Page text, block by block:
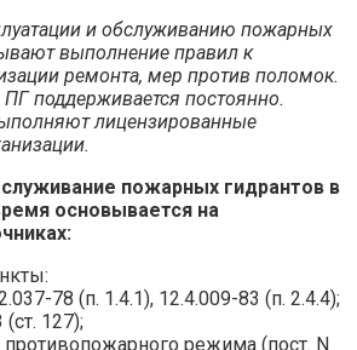
и обслуживанию пожарных
выполнение правил к
ремонта, мер против поломок.
поддерживается постоянно.
лицензированные
пожарных гидрантов в
основывается на
78 (п. 1.4.1), 12.4.009-83 (п. 2.4.4);
127);
режима (пост. N